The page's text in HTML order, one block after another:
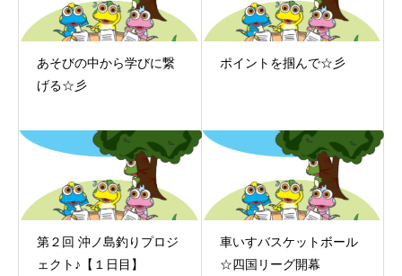
あそびの中から学びに繋
げる☆彡
ポイントを掴んで☆彡
第２回 沖ノ島釣りプロジ
ェクト♪【１日目】
車いすバスケットボール
☆四国リーグ開幕